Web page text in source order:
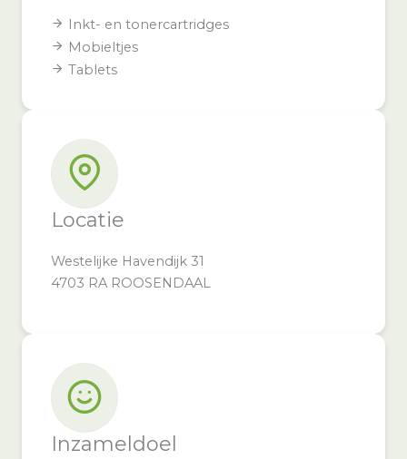
Inkt- en tonercartridges
Mobieltjes
Tablets
Locatie
Westelijke Havendijk 31
4703 RA ROOSENDAAL
Inzameldoel